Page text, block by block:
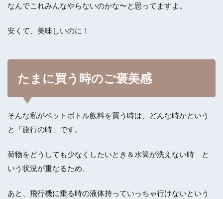
なんでこれみんなやらないのかな〜と思ってますよ。
安くて、美味しいのに！
たまに買う時のご褒美感
そんな私がペットボトル飲料を買う時は、どんな時かという
と「旅行の時」です。
荷物をどうしても少なくしたいとき＆水筒が洗えない時 と
いう状況が重なるため、
あと、飛行機に乗る時の液体持っていっちゃ行けないという